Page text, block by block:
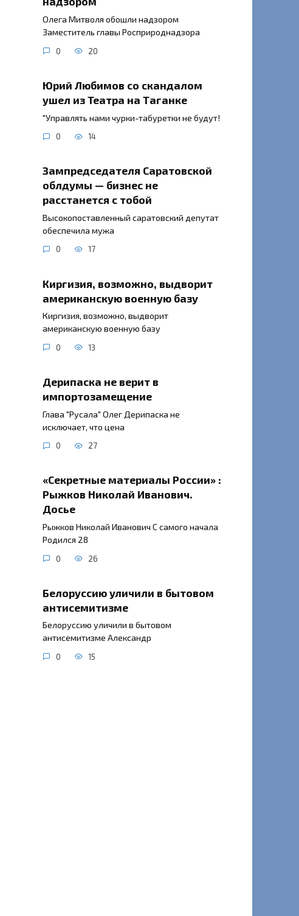
Олега Митволя обошли надзором
Заместитель главы Росприроднадзора
0 20
Юрий Любимов со скандалом
ушел из Театра на Таганке
"Управлять нами чурки-табуретки не будут!
0 14
Зампредседателя Саратовской
облдумы — бизнес не
расстанется с тобой
Высокопоставленный саратовский депутат
обеспечила мужа
0 17
Киргизия, возможно, выдворит
американскую военную базу
Киргизия, возможно, выдворит
американскую военную базу
0 13
Дерипаска не верит в
импортозамещение
Глава "Русала" Олег Дерипаска не
исключает, что цена
0 27
«Секретные материалы России» :
Рыжков Николай Иванович.
Досье
Рыжков Николай Иванович С самого начала
Родился 28
0 26
Белоруссию уличили в бытовом
антисемитизме
Белоруссию уличили в бытовом
антисемитизме Александр
0 15